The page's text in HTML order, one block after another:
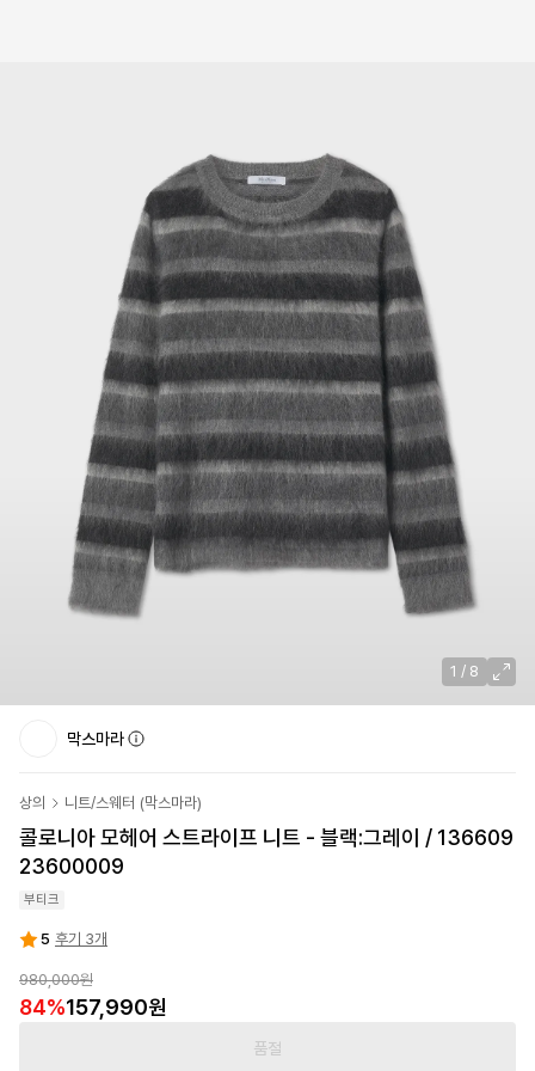
1 / 8
막스마라
상의 니트/스웨터 (막스마라)
콜로니아 모헤어 스트라이프 니트 - 블랙:그레이 / 136609
23600009
부티크
5 후기 3개
980,000원
84%157,990원
품절